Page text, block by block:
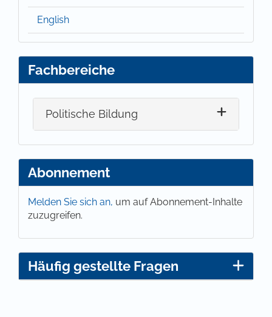
English
Fachbereiche
Politische Bildung
Abonnement
Melden Sie sich an, um auf Abonnement-Inhalte
zuzugreifen.
Häufig gestellte Fragen